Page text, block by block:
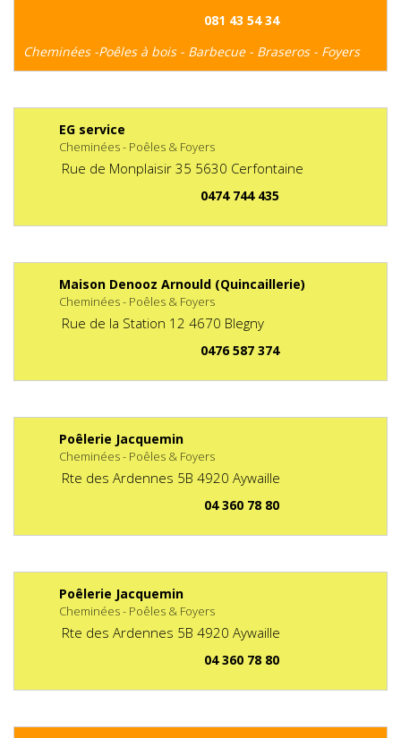
081 43 54 34
Cheminées -Poêles à bois - Barbecue - Braseros - Foyers
EG service
Cheminées - Poêles & Foyers
Rue de Monplaisir 35 5630 Cerfontaine
0474 744 435
Maison Denooz Arnould (Quincaillerie)
Cheminées - Poêles & Foyers
Rue de la Station 12 4670 Blegny
0476 587 374
Poêlerie Jacquemin
Cheminées - Poêles & Foyers
Rte des Ardennes 5B 4920 Aywaille
04 360 78 80
Poêlerie Jacquemin
Cheminées - Poêles & Foyers
Rte des Ardennes 5B 4920 Aywaille
04 360 78 80